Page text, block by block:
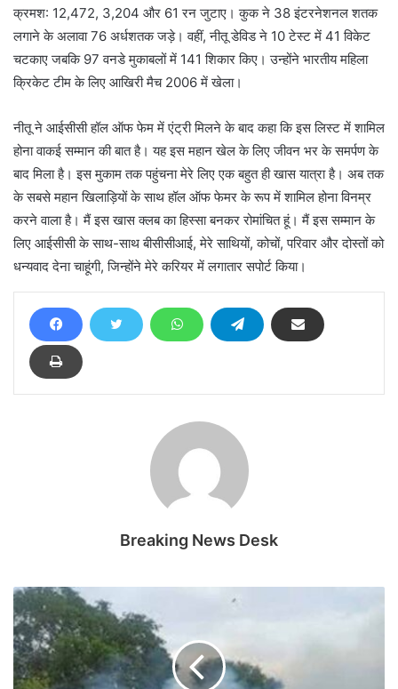
क्रमश: 12,472, 3,204 और 61 रन जुटाए। कुक ने 38 इंटरनेशनल शतक
लगाने के अलावा 76 अर्धशतक जड़े। वहीं, नीतू डेविड ने 10 टेस्ट में 41 विकेट
चटकाए जबकि 97 वनडे मुकाबलों में 141 शिकार किए। उन्होंने भारतीय महिला
क्रिकेट टीम के लिए आखिरी मैच 2006 में खेला।
नीतू ने आईसीसी हॉल ऑफ फेम में एंट्री मिलने के बाद कहा कि इस लिस्ट में शामिल
होना वाकई सम्मान की बात है। यह इस महान खेल के लिए जीवन भर के समर्पण के
बाद मिला है। इस मुकाम तक पहुंचना मेरे लिए एक बहुत ही खास यात्रा है। अब तक
के सबसे महान खिलाड़ियों के साथ हॉल ऑफ फेमर के रूप में शामिल होना विनम्र
करने वाला है। मैं इस खास क्लब का हिस्सा बनकर रोमांचित हूं। मैं इस सम्मान के
लिए आईसीसी के साथ-साथ बीसीसीआई, मेरे साथियों, कोचों, परिवार और दोस्तों को
धन्यवाद देना चाहूंगी, जिन्होंने मेरे करियर में लगातार सपोर्ट किया।
Breaking News Desk